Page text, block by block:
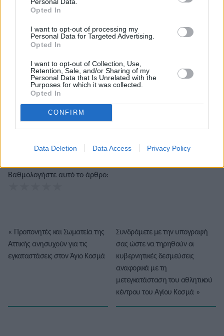
Opted In
I want to opt-out of processing my
Personal Data for Targeted Advertising.
Opted In
I want to opt-out of Collection, Use,
Retention, Sale, and/or Sharing of my
Personal Data that Is Unrelated with the
Purposes for which it was collected.
Opted In
CONFIRM
Data Deletion Data Access Privacy Policy
Διονύσης Αντωνέλλος
Δημοσιογράφος με εμπειρία σε blogging, ραδιόφωνο και
τηλεόραση. Εξειδίκευση στα ελληνοτουρκικά, τον
πρώτο χέρι που προσφέρουν γνώση και έμπνευση.
Βαθμολογήστε αυτό το άρθρο:
« Προπονητές και Σωματεία της
Αττικής ανησυχούν για τις
εγκαταστάσεις στον Άγιο Κοσμά
Συνδράμετε με την υπογραφή
σας ώστε να τηρηθούν οι
κυβερνητικές δεσμεύσεις
αναφορικά με τη
μετεγκατάσταση του αθλητικού
κέντρου του Αγίου Κοσμά»